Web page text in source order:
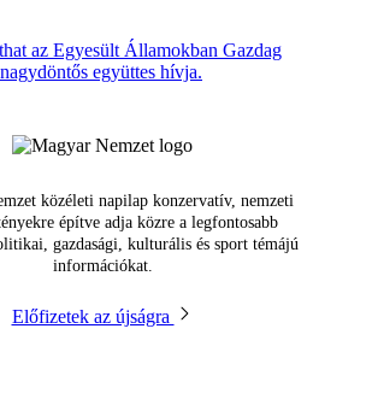
az Egyesült Államokban Gazdag
együttes hívja.
közéleti napilap konzervatív, nemzeti
építve adja közre a legfontosabb
gazdasági, kulturális és sport témájú
információkat.
Előfizetek az újságra